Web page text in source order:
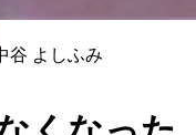
谷 よしふみ